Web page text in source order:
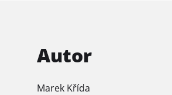
Autor
Marek Křída